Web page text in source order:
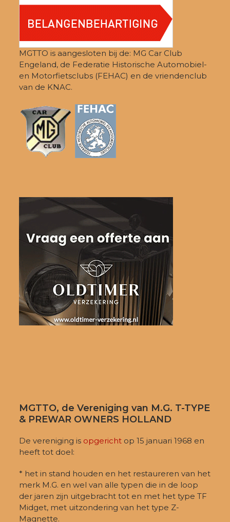
MGTTO is aangesloten bij de: MG Car Club
Engeland, de Federatie Historische Automobiel-
en Motorfietsclubs (FEHAC) en de vriendenclub
van de KNAC.
MGTTO, de Vereniging van M.G. T-TYPE
& PREWAR OWNERS HOLLAND
De vereniging is opgericht op 15 januari 1968 en
heeft tot doel:
* het in stand houden en het restaureren van het
merk M.G. en wel van alle typen die in de loop
der jaren zijn uitgebracht tot en met het type TF
Midget, met uitzondering van het type Z-
Magnette.